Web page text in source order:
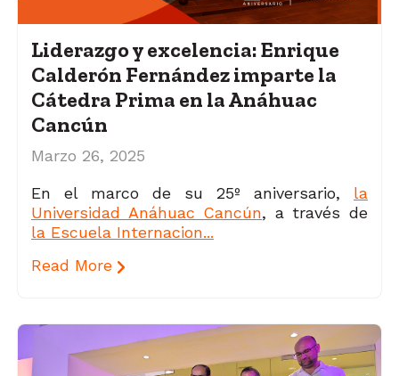
Liderazgo y excelencia: Enrique
Calderón Fernández imparte la
Cátedra Prima en la Anáhuac
Cancún
Marzo 26, 2025
En el marco de su 25º aniversario, la
Universidad Anáhuac Cancún, a través de
la Escuela Internacion...
Read More